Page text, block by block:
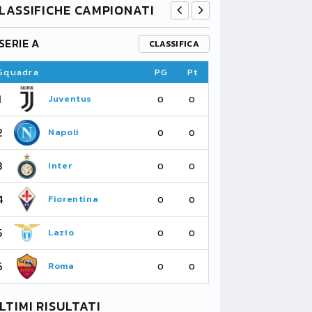
CAMPIONATI
SERIE A CLASSIFICA
PG Pt
Juventus 0 0
Napoli 0 0
Inter 0 0
Fiorentina 0 0
Lazio 0 0
Roma 0 0
RISULTATI